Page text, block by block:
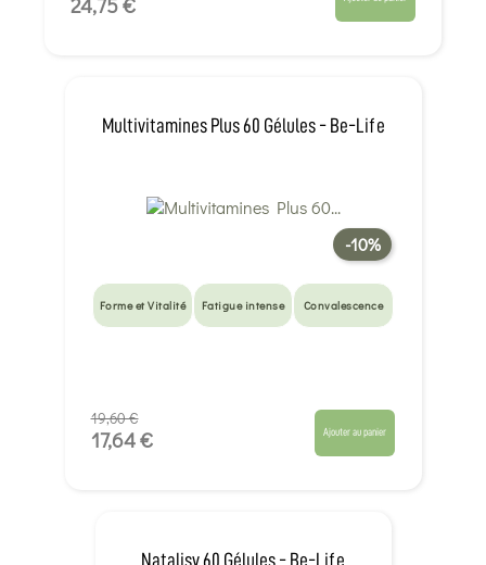
Multivitamines Plus 60 Gélules - Be-Life
-10%
Forme et Vitalité Fatigue intense Convalescence
19,60 €
17,64 € Ajouter au panier
Natalisy 60 Gélules - Be-Life